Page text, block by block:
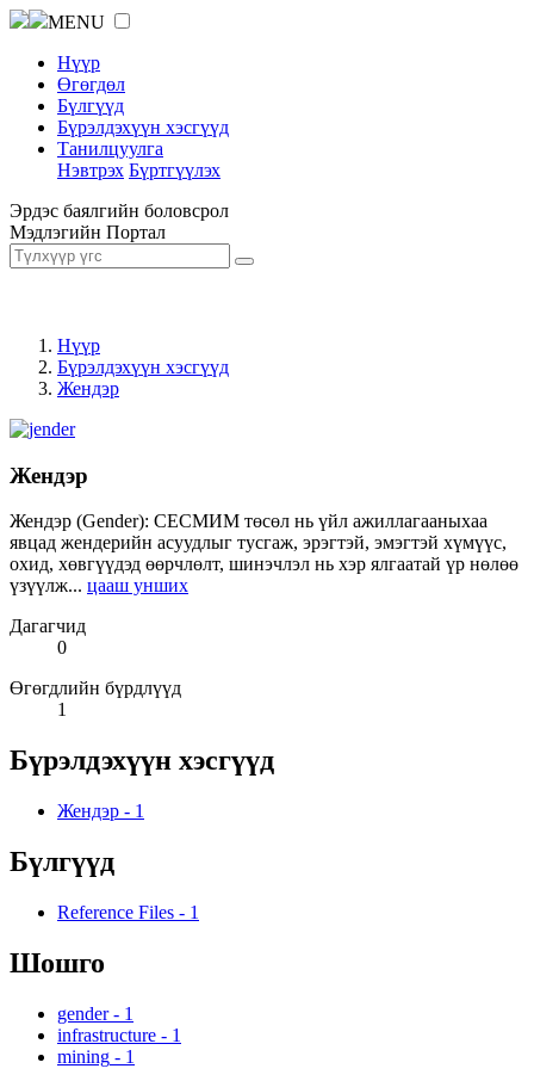
MENU
Нүүр
Өгөгдөл
Бүлгүүд
Бүрэлдэхүүн хэсгүүд
Танилцуулга
Нэвтрэх Бүртгүүлэх
Эрдэс баялгийн боловсрол
Мэдлэгийн Портал
Нүүр
Бүрэлдэхүүн хэсгүүд
Жендэр
Жендэр
Жендэр (Gender): СЕСМИМ төсөл нь үйл ажиллагааныхаа
явцад жендерийн асуудлыг тусгаж, эрэгтэй, эмэгтэй хүмүүс,
охид, хөвгүүдэд өөрчлөлт, шинэчлэл нь хэр ялгаатай үр нөлөө
үзүүлж... цааш унших
Дагагчид
0
Өгөгдлийн бүрдлүүд
1
Бүрэлдэхүүн хэсгүүд
Жендэр - 1
Бүлгүүд
Reference Files - 1
Шошго
gender - 1
infrastructure - 1
mining - 1